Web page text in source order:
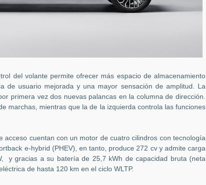
del volante permite ofrecer más espacio de almacenamiento
de usuario mejorada y una mayor sensación de amplitud. La
primera vez dos nuevas palancas en la columna de dirección.
marchas, mientras que la de la izquierda controla las funciones
acceso cuentan con un motor de cuatro cilindros con tecnología
e-hybrid (PHEV), en tanto, produce 272 cv y admite carga
y gracias a su batería de 25,7 kWh de capacidad bruta (neta
de hasta 120 km en el ciclo WLTP.